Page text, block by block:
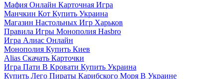
Мафия Онлайн Карточная Игра
Манчкин Кот Купить Украина
Магазин Настольных Игр Харьков
Правила Игры Монополия Hasbro
Игра Алиас Онлайн
Монополия Купить Киев
Alias Скачать Карточки
Игра Пати В Кровати Купить Украина
Купить Лего Пираты Карибского Моря В Украине